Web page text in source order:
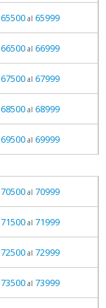
65500al 65999
66500al 66999
67500al 67999
68500al 68999
69500al 69999
70500al 70999
71500al 71999
72500al 72999
73500al 73999